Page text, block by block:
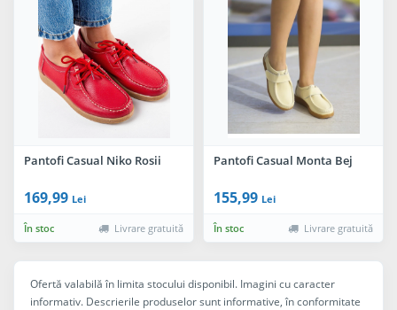
Pantofi Casual Niko Rosii
169,99 Lei
În stoc Livrare gratuită
Pantofi Casual Monta Bej
155,99 Lei
În stoc Livrare gratuită
Ofertă valabilă în limita stocului disponibil. Imagini cu caracter
informativ. Descrierile produselor sunt informative, în conformitate